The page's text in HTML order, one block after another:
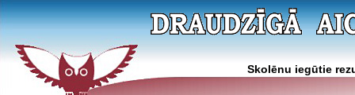
Skolēnu iegūtie